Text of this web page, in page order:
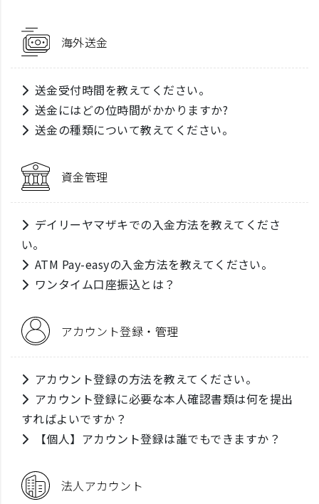
海外送金
送金受付時間を教えてください。
送金にはどの位時間がかかりますか?
送金の種類について教えてください。
資金管理
デイリーヤマザキでの入金方法を教えてくださ
い。
ATM Pay-easyの入金方法を教えてください。
ワンタイム口座振込とは？
アカウント登録・管理
アカウント登録の方法を教えてください。
アカウント登録に必要な本人確認書類は何を提出
すればよいですか？
【個人】アカウント登録は誰でもできますか？
法人アカウント